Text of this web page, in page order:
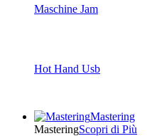
Maschine Jam
Hot Hand Usb
Mastering
MasteringScopri di Più